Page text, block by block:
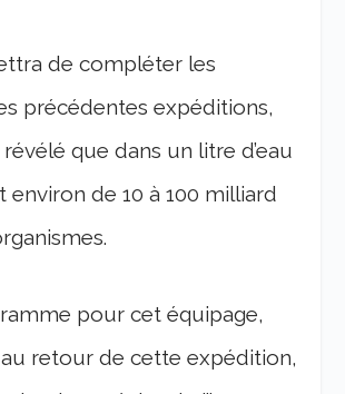
de compléter les
précédentes expéditions,
que dans un litre d’eau
environ de 10 à 100 milliard
pour cet équipage,
retour de cette expédition,